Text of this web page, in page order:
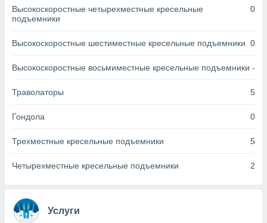
и
как
веб-
файлов
Высокоскоростные четырехместные кресельные
подъемники
0
Высокоскоростные шестиместные кресельные подъемники 0
Высокоскоростные восьмиместные кресельные подъемники -
Траволаторы 5
Гондола 0
Трехместные кресельные подъемники 5
Четырехместные кресельные подъемники 2
Услуги